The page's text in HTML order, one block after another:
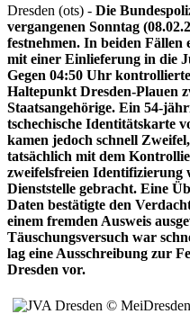
Dresden (ots) - Die
vergangenen Sonntag
festnehmen. In beiden Fällen
mit einer Einlieferung in die
Gegen 04:50 Uhr
Haltepunkt Dresden-Plauen
Staatsangehörige. Ein 54-
tschechische Identitätskarte
kamen jedoch schnell
tatsächlich mit dem
zweifelsfreien
Dienststelle gebracht. Eine
Daten bestätigte den
einem fremden Ausweis
Täuschungsversuch war
lag eine Ausschreibung zur
Dresden vor.